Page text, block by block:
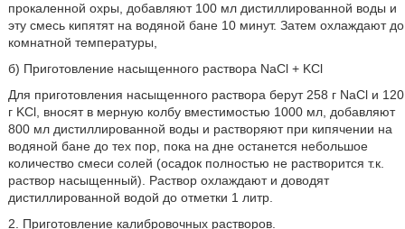
прокаленной охры, добавляют 100 мл дистиллированной воды и
эту смесь кипятят на водяной бане 10 минут. Затем охлаждают до
комнатной температуры,
б) Приготовление насыщенного раствора NaCl + KCl
Для приготовления насыщенного раствора берут 258 г NaCl и 120
г KCl, вносят в мерную колбу вместимостью 1000 мл, добавляют
800 мл дистиллированной воды и растворяют при кипячении на
водяной бане до тех пор, пока на дне останется небольшое
количество смеси солей (осадок полностью не растворится т.к.
раствор насыщенный). Раствор охлаждают и доводят
дистиллированной водой до отметки 1 литр.
2. Приготовление калибровочных растворов.